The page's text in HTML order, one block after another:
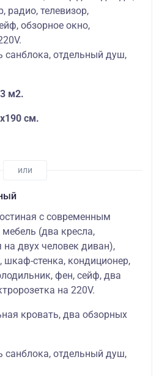
радио, телевизор,
обзорное окно,
отдельный душ,
м2.
см.
с современным
(два кресла,
двух человек диван),
стенка, кондиционер,
фен, сейф, два
на 220V.
кровать, два обзорных
отдельный душ,